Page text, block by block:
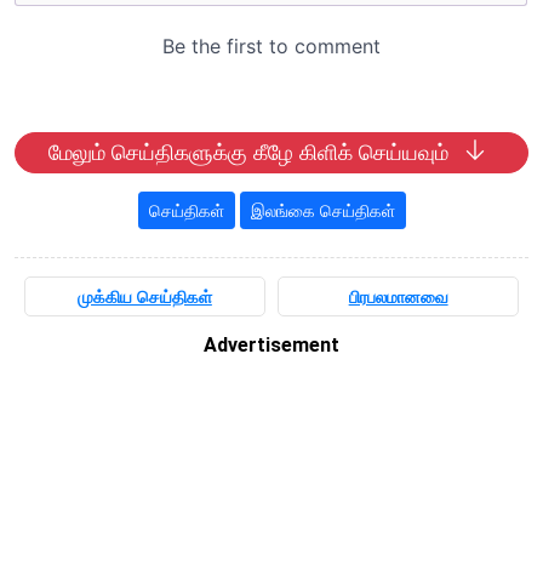
மேலும் செய்திகளுக்கு கீழே கிளிக் செய்யவும்
செய்திகள் இலங்கை செய்திகள்
முக்கிய செய்திகள் பிரபலமானவை
Advertisement